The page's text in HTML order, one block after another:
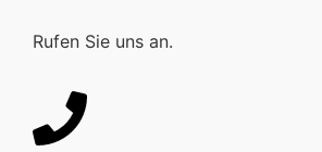
Rufen Sie uns an.